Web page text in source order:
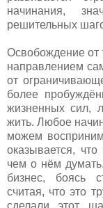
начинания,
решительных
Освобождение
направлением
от
более
жизненных сил,
жить. Любое
можем
оказывается,
чем о нём
бизнес, боясь
считая, что это
сделали этот